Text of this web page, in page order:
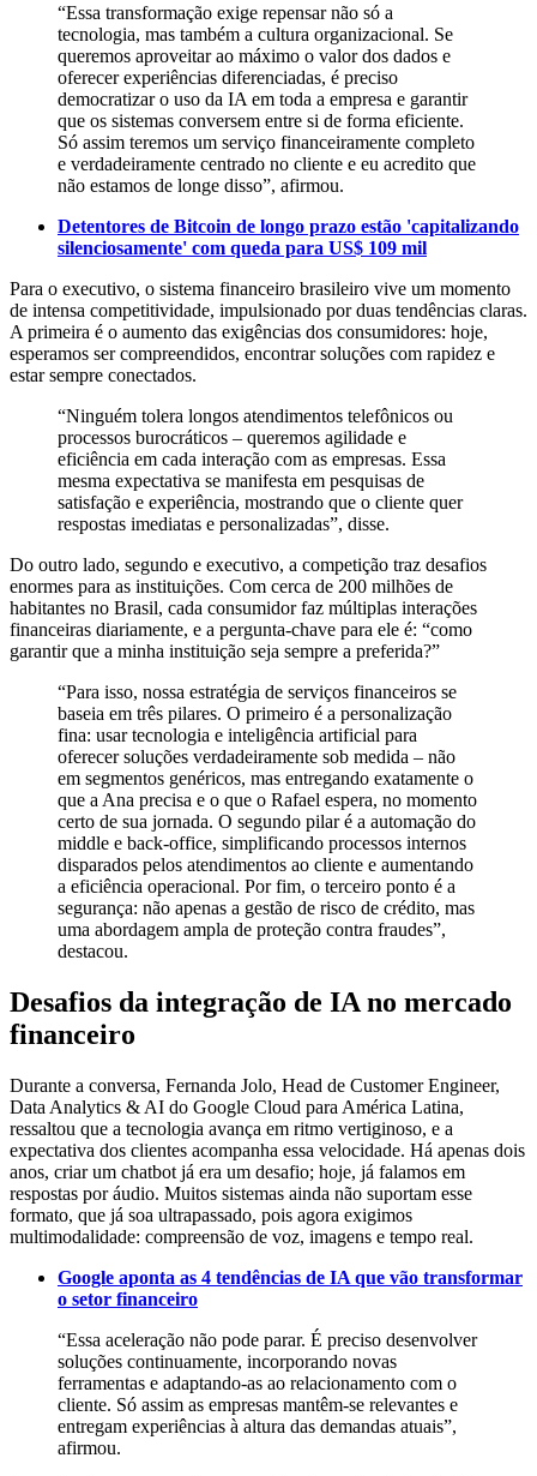
“Essa transformação exige repensar não só a
tecnologia, mas também a cultura organizacional. Se
queremos aproveitar ao máximo o valor dos dados e
oferecer experiências diferenciadas, é preciso
democratizar o uso da IA em toda a empresa e garantir
que os sistemas conversem entre si de forma eficiente.
Só assim teremos um serviço financeiramente completo
e verdadeiramente centrado no cliente e eu acredito que
não estamos de longe disso”, afirmou.
Detentores de Bitcoin de longo prazo estão 'capitalizando
silenciosamente' com queda para US$ 109 mil
Para o executivo, o sistema financeiro brasileiro vive um momento
de intensa competitividade, impulsionado por duas tendências claras.
A primeira é o aumento das exigências dos consumidores: hoje,
esperamos ser compreendidos, encontrar soluções com rapidez e
estar sempre conectados.
“Ninguém tolera longos atendimentos telefônicos ou
processos burocráticos – queremos agilidade e
eficiência em cada interação com as empresas. Essa
mesma expectativa se manifesta em pesquisas de
satisfação e experiência, mostrando que o cliente quer
respostas imediatas e personalizadas”, disse.
Do outro lado, segundo e executivo, a competição traz desafios
enormes para as instituições. Com cerca de 200 milhões de
habitantes no Brasil, cada consumidor faz múltiplas interações
financeiras diariamente, e a pergunta-chave para ele é: “como
garantir que a minha instituição seja sempre a preferida?”
“Para isso, nossa estratégia de serviços financeiros se
baseia em três pilares. O primeiro é a personalização
fina: usar tecnologia e inteligência artificial para
oferecer soluções verdadeiramente sob medida – não
em segmentos genéricos, mas entregando exatamente o
que a Ana precisa e o que o Rafael espera, no momento
certo de sua jornada. O segundo pilar é a automação do
middle e back-office, simplificando processos internos
disparados pelos atendimentos ao cliente e aumentando
a eficiência operacional. Por fim, o terceiro ponto é a
segurança: não apenas a gestão de risco de crédito, mas
uma abordagem ampla de proteção contra fraudes”,
destacou.
Desafios da integração de IA no mercado
financeiro
Durante a conversa, Fernanda Jolo, Head de Customer Engineer,
Data Analytics & AI do Google Cloud para América Latina,
ressaltou que a tecnologia avança em ritmo vertiginoso, e a
expectativa dos clientes acompanha essa velocidade. Há apenas dois
anos, criar um chatbot já era um desafio; hoje, já falamos em
respostas por áudio. Muitos sistemas ainda não suportam esse
formato, que já soa ultrapassado, pois agora exigimos
multimodalidade: compreensão de voz, imagens e tempo real.
Google aponta as 4 tendências de IA que vão transformar
o setor financeiro
“Essa aceleração não pode parar. É preciso desenvolver
soluções continuamente, incorporando novas
ferramentas e adaptando-as ao relacionamento com o
cliente. Só assim as empresas mantêm-se relevantes e
entregam experiências à altura das demandas atuais”,
afirmou.